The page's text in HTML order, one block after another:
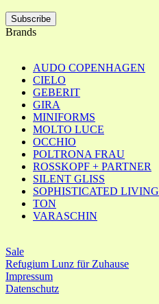
Subscribe
Brands
AUDO COPENHAGEN
CIELO
GEBERIT
GIRA
MINIFORMS
MOLTO LUCE
OCCHIO
POLTRONA FRAU
ROSSKOPF + PARTNER
SILENT GLISS
SOPHISTICATED LIVING
TON
VARASCHIN
Sale
Refugium Lunz für Zuhause
Impressum
Datenschutz